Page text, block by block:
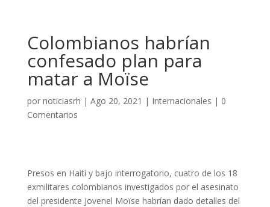
Colombianos habrían
confesado plan para
matar a Moïse
por noticiasrh | Ago 20, 2021 | Internacionales | 0
Comentarios
Presos en Haití y bajo interrogatorio, cuatro de los 18
exmilitares colombianos investigados por el asesinato
del presidente Jovenel Moïse habrían dado detalles del